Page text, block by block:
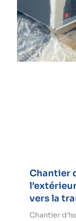
Chantier
vers la
Chantier